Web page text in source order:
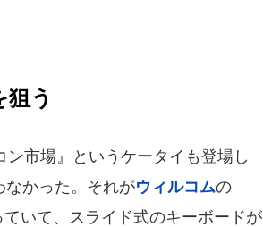
う
市場』というケータイも登場し
なかった。それがウィルコムの
いて、スライド式のキーボードが